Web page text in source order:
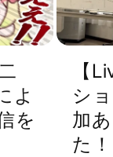
よ
を
【
シ
加
た！